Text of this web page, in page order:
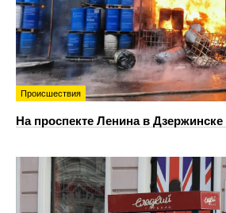
Происшествия
На проспекте Ленина в